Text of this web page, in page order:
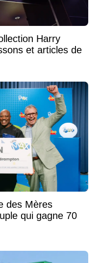
Harry
et articles de
des Mères
qui gagne 70